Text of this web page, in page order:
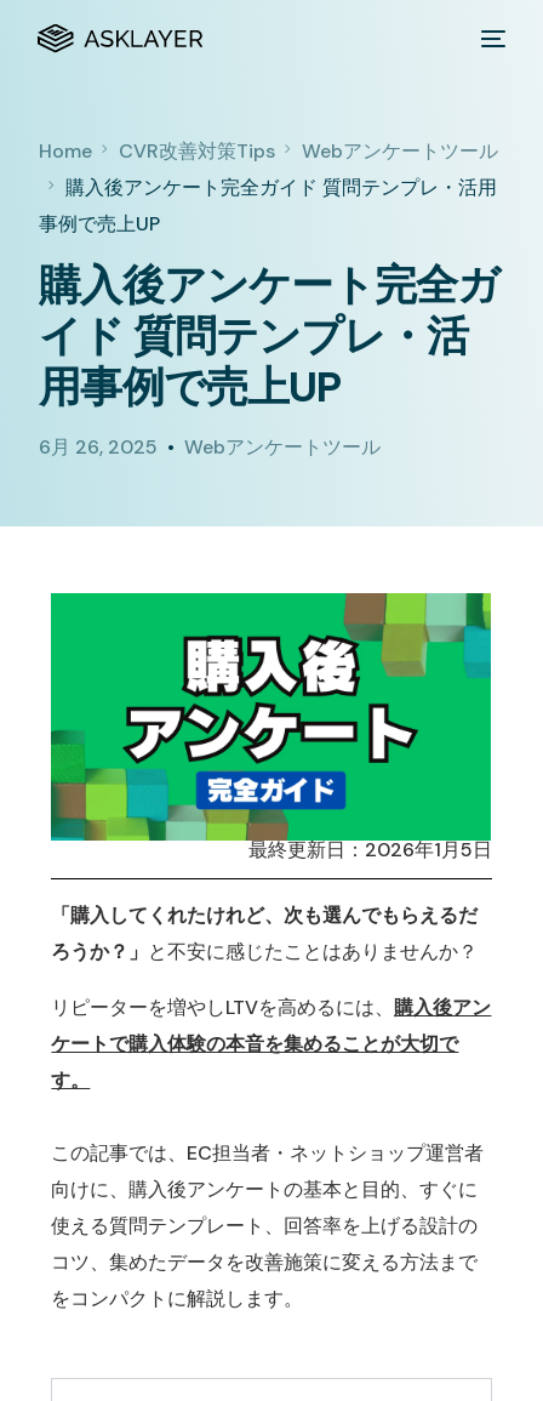
Home CVR改善対策Tips
Webアンケートツール
購入後アンケート完全ガイド 質問テンプレ・活用
事例で売上UP
購入後アンケート完全ガ
イド 質問テンプレ・活
用事例で売上UP
6月 26, 2025 Webアンケートツール
最終更新日：2026年1月5日
「購入してくれたけれど、次も選んでもらえるだ
ろうか？」 と不安に感じたことはありませんか？
リピーターを増やしLTVを高めるには、購入後アン
ケートで購入体験の本音を集めることが大切で
す。
この記事では、EC担当者・ネットショップ運営者
向けに、購入後アンケートの基本と目的、すぐに
使える質問テンプレート、回答率を上げる設計の
コツ、集めたデータを改善施策に変える方法まで
をコンパクトに解説します。